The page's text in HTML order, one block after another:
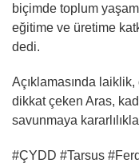
biçimde toplum
eğitime ve üretime
dedi.
Açıklamasında
dikkat çeken Aras,
savunmaya
#ÇYDD #Tarsus